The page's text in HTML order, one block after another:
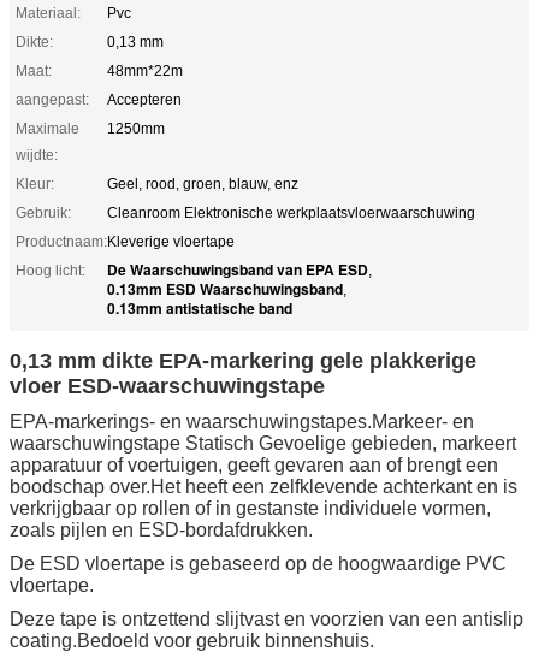
Materiaal:
Pvc
Dikte:
0,13 mm
Maat:
48mm*22m
aangepast:
Accepteren
Maximale
wijdte:
1250mm
Kleur:
Geel, rood, groen, blauw, enz
Gebruik:
Cleanroom Elektronische werkplaatsvloerwaarschuwing
Productnaam:Kleverige vloertape
Hoog licht:
De Waarschuwingsband van EPA ESD,
0.13mm ESD Waarschuwingsband,
0.13mm antistatische band
0,13 mm dikte EPA-markering gele plakkerige
vloer ESD-waarschuwingstape
EPA-markerings- en waarschuwingstapes.Markeer- en
waarschuwingstape Statisch Gevoelige gebieden, markeert
apparatuur of voertuigen, geeft gevaren aan of brengt een
boodschap over.Het heeft een zelfklevende achterkant en is
verkrijgbaar op rollen of in gestanste individuele vormen,
zoals pijlen en ESD-bordafdrukken.
De ESD vloertape is gebaseerd op de hoogwaardige PVC
vloertape.
Deze tape is ontzettend slijtvast en voorzien van een antislip
coating.Bedoeld voor gebruik binnenshuis.